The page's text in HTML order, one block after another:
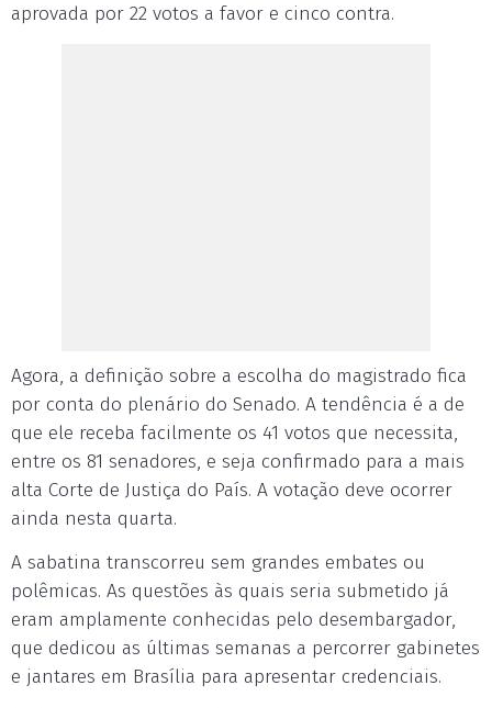
aprovada por 22 votos a favor e cinco contra.
Agora, a definição sobre a escolha do magistrado fica
por conta do plenário do Senado. A tendência é a de
que ele receba facilmente os 41 votos que necessita,
entre os 81 senadores, e seja confirmado para a mais
alta Corte de Justiça do País. A votação deve ocorrer
ainda nesta quarta.
A sabatina transcorreu sem grandes embates ou
polêmicas. As questões às quais seria submetido já
eram amplamente conhecidas pelo desembargador,
que dedicou as últimas semanas a percorrer gabinetes
e jantares em Brasília para apresentar credenciais.